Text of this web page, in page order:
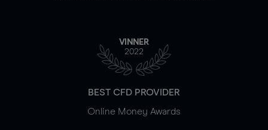
VINNER
2022
BEST CFD PROVIDER
Online Money Awards